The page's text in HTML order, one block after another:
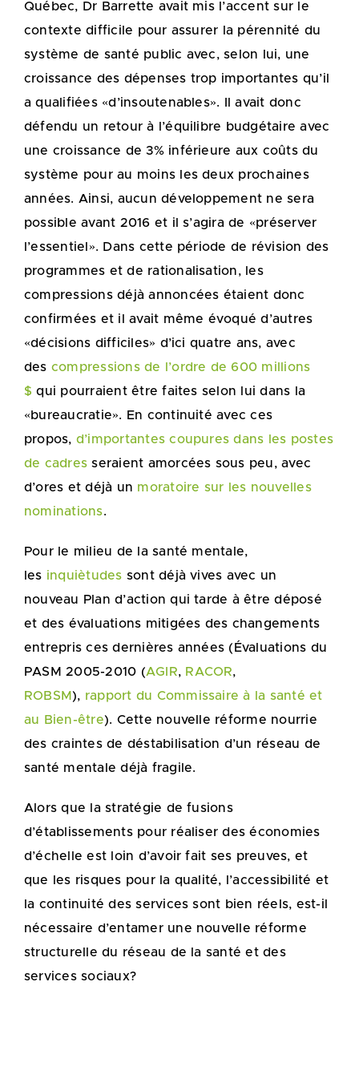
Québec, Dr Barrette avait mis l’accent sur le
contexte difficile pour assurer la pérennité du
système de santé public avec, selon lui, une
croissance des dépenses trop importantes qu’il
a qualifiées «d’insoutenables». Il avait donc
défendu un retour à l’équilibre budgétaire avec
une croissance de 3% inférieure aux coûts du
système pour au moins les deux prochaines
années. Ainsi, aucun développement ne sera
possible avant 2016 et il s’agira de «préserver
l’essentiel». Dans cette période de révision des
programmes et de rationalisation, les
compressions déjà annoncées étaient donc
confirmées et il avait même évoqué d’autres
«décisions difficiles» d’ici quatre ans, avec
des compressions de l’ordre de 600 millions
$ qui pourraient être faites selon lui dans la
«bureaucratie». En continuité avec ces
propos, d’importantes coupures dans les postes
de cadres seraient amorcées sous peu, avec
d’ores et déjà un moratoire sur les nouvelles
nominations.
Pour le milieu de la santé mentale,
les inquiètudes sont déjà vives avec un
nouveau Plan d’action qui tarde à être déposé
et des évaluations mitigées des changements
entrepris ces dernières années (Évaluations du
PASM 2005-2010 (AGIR, RACOR,
ROBSM ), rapport du Commissaire à la santé et
au Bien-être). Cette nouvelle réforme nourrie
des craintes de déstabilisation d’un réseau de
santé mentale déjà fragile.
Alors que la stratégie de fusions
d’établissements pour réaliser des économies
d’échelle est loin d’avoir fait ses preuves, et
que les risques pour la qualité, l’accessibilité et
la continuité des services sont bien réels, est-il
nécessaire d’entamer une nouvelle réforme
structurelle du réseau de la santé et des
services sociaux?